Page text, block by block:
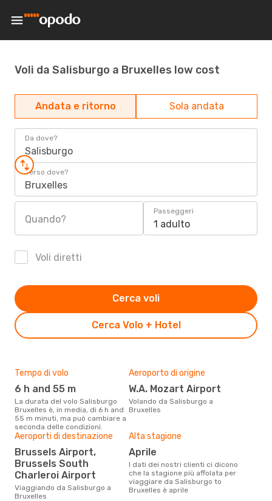
Voli da Salisburgo a Bruxelles low cost
Andata e ritorno Sola andata
Da dove?
Salisburgo
Verso dove?
Bruxelles
Quando?
Passeggeri
1 adulto
Voli diretti
Cerca Volo + Hotel
Cerca voli
Tempo di volo
6 h and 55 m
La durata del volo Salisburgo
Bruxelles è, in media, di 6 h and
55 m minuti, ma può cambiare a
seconda delle condizioni.
Aeroporto di origine
W.A. Mozart Airport
Volando da Salisburgo a
Bruxelles
Aeroporti di destinazione
Brussels Airport,
Brussels South
Charleroi Airport
Viaggiando da Salisburgo a
Bruxelles
Alta stagione
aprile
I dati dei nostri clienti ci dicono
che la stagione più affolata per
viaggiare da Salisburgo to
Bruxelles è aprile